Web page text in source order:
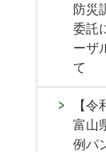
防災
委託
ーザ
て
【令
富山
例パ